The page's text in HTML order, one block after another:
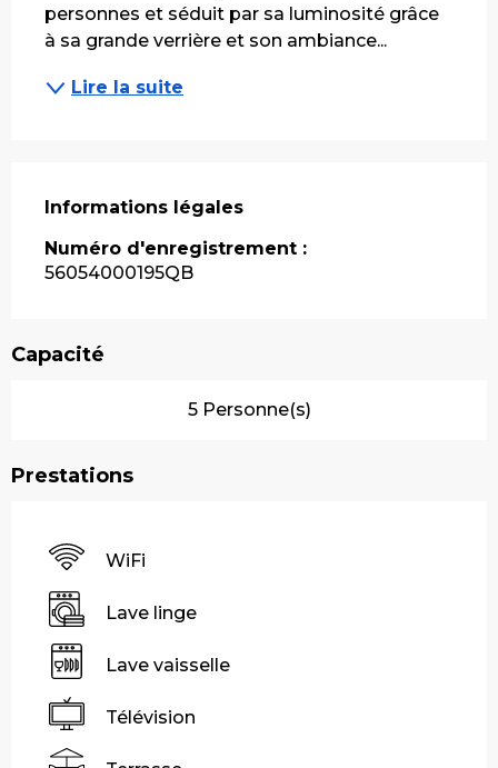
personnes et séduit par sa luminosité grâce
à sa grande verrière et son ambiance...
Lire la suite
Informations légales
Informations légales
Numéro d'enregistrement :
56054000195QB
Capacité
5 Personne(s)
Prestations
WiFi
Lave linge
Lave vaisselle
Télévision